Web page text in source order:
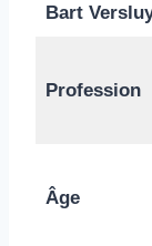
Bart
Profession
Âge